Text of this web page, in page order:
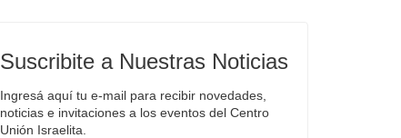
Suscribite a Nuestras Noticias
Ingresá aquí tu e-mail para recibir novedades,
noticias e invitaciones a los eventos del Centro
Unión Israelita.